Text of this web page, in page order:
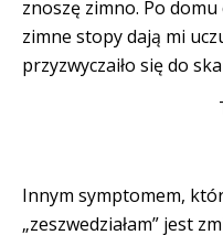
znoszę zimno. Po
zimne stopy dają mi
przyzwyczaiło się do
Innym symptomem,
„zeszwedziałam” jest